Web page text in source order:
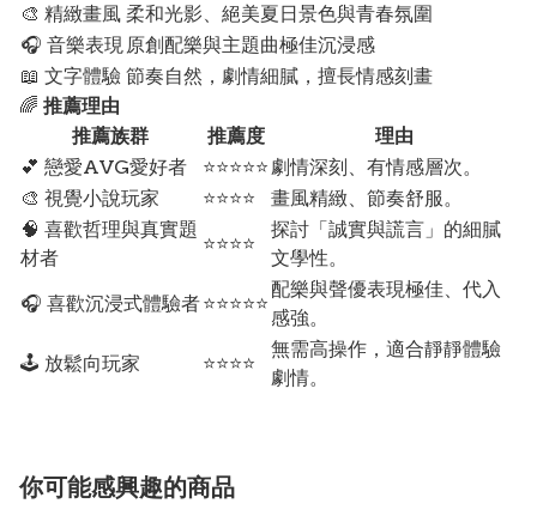
🎨 精緻畫風 柔和光影、絕美夏日景色與青春氛圍
🎧 音樂表現原創配樂與主題曲極佳沉浸感
📖 文字體驗 節奏自然，劇情細膩，擅長情感刻畫
🌈 推薦理由
推薦族群
推薦度
理由
💕 戀愛AVG愛好者
⭐⭐⭐⭐⭐ 劇情深刻、有情感層次。
🎨 視覺小說玩家
⭐⭐⭐⭐
畫風精緻、節奏舒服。
🧠 喜歡哲理與真實題
材者
⭐⭐⭐⭐
探討「誠實與謊言」的細膩
文學性。
🎧 喜歡沉浸式體驗者⭐⭐⭐⭐⭐
配樂與聲優表現極佳、代入
感強。
🕹️ 放鬆向玩家
⭐⭐⭐⭐
無需高操作，適合靜靜體驗
劇情。
你可能感興趣的商品